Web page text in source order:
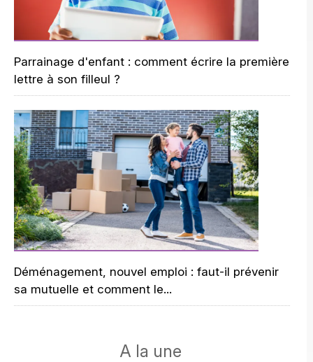
Parrainage d'enfant : comment écrire la première
lettre à son filleul ?
Déménagement, nouvel emploi : faut-il prévenir
sa mutuelle et comment le...
A la une